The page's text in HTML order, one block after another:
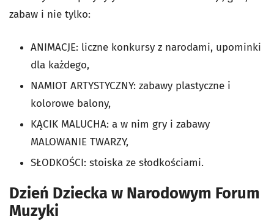
zabaw i nie tylko:
ANIMACJE: liczne konkursy z narodami, upominki
dla każdego,
NAMIOT ARTYSTYCZNY: zabawy plastyczne i
kolorowe balony,
KĄCIK MALUCHA: a w nim gry i zabawy
MALOWANIE TWARZY,
SŁODKOŚCI: stoiska ze słodkościami.
Dzień Dziecka w Narodowym Forum
Muzyki